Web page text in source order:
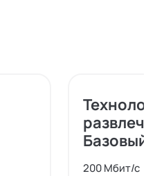
Базовый
200 Мбит/с